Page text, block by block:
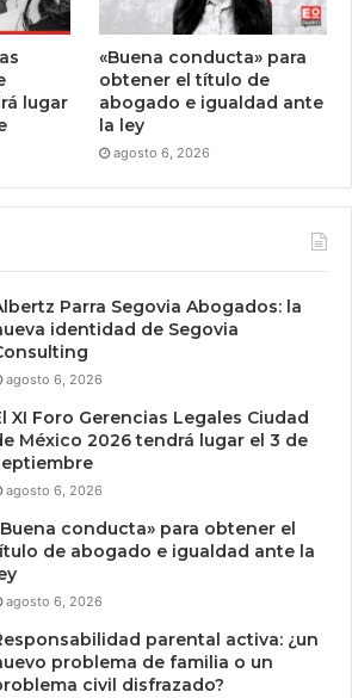
lugar
«Buena conducta» para
obtener el título de
abogado e igualdad ante
la ley
agosto 6, 2026
Parra Segovia Abogados: la
identidad de Segovia
agosto 6, 2026
XI Foro Gerencias Legales Ciudad
México 2026 tendrá lugar el 3 de
agosto 6, 2026
conducta» para obtener el
de abogado e igualdad ante la
agosto 6, 2026
parental activa: ¿un
problema de familia o un
civil disfrazado?